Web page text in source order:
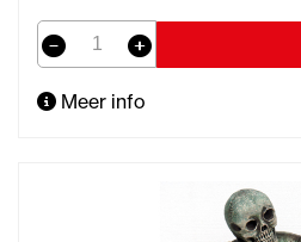
Meer info